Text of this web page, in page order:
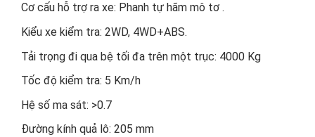
Cơ cấu hỗ trợ ra xe: Phanh tự hãm mô tơ .
Kiểu xe kiểm tra: 2WD, 4WD+ABS.
Tải trọng đi qua bệ tối đa trên một trục: 4000 Kg
Tốc độ kiểm tra: 5 Km/h
Hệ số ma sát: >0.7
Đường kính quả lô: 205 mm